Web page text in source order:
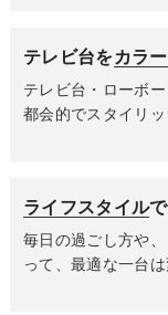
す。明るくナチュ
オーク材は、北欧
植物やファブリッ
カフェのような温
素材です。セラミ
ため、テレビ台・
ートが雰囲気に合
とお手入れのしや
いるご家庭やペッ
テレビ台をカラー
テレビ台・ローボ
都会的でスタイリ
イト・グレーとい
群。清潔感があり
に最適なホワイト
幅広いテイストに
す。モダンであり
ライフスタイル
毎日の過ごし方や
って、最適な一台
を視聴することが